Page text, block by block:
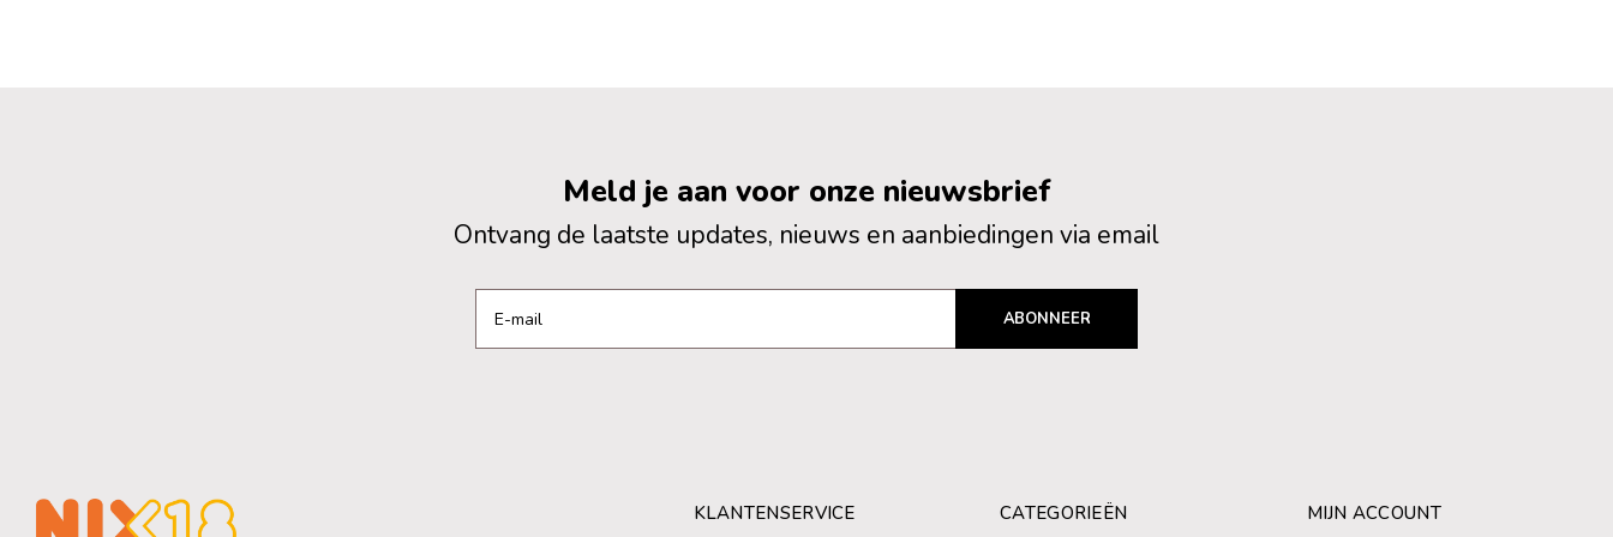
Meld je aan voor onze nieuwsbrief
Ontvang de laatste updates, nieuws en aanbiedingen via email
ABONNEER
KLANTENSERVICE CATEGORIEËN MIJN ACCOUNT